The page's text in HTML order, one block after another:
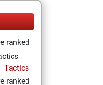
ranked
Tactics
ranked